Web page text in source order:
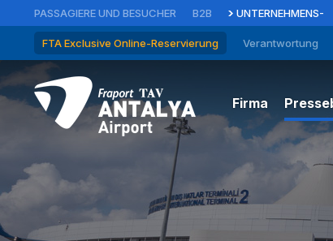
PASSAGIERE UND BESUCHER B2B UNTERNEHMENS-
FTA Exclusive Online-Reservierung Verantwortung
Firma
Management